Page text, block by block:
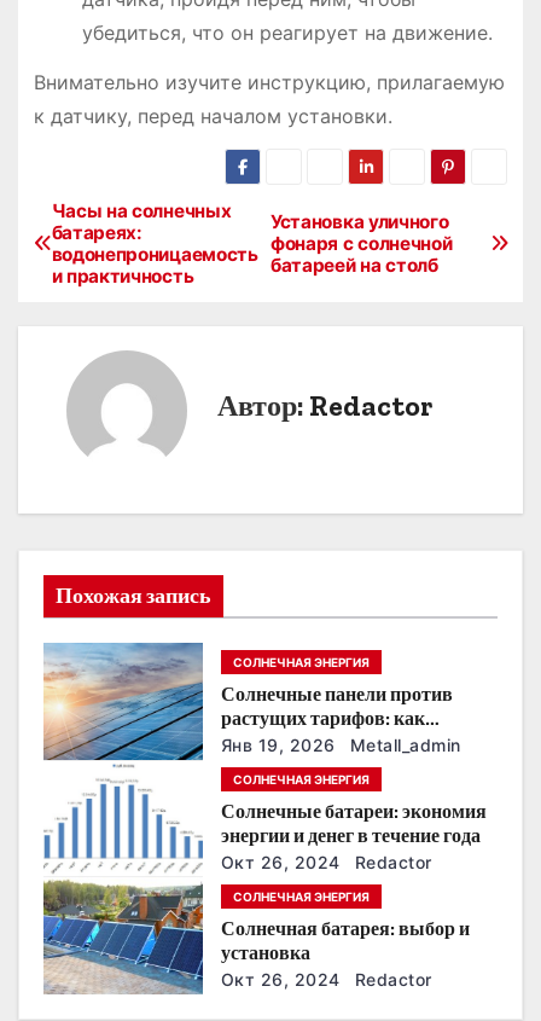
убедиться, что он реагирует на движение.
Внимательно изучите инструкцию, прилагаемую
к датчику, перед началом установки.
Н
ц
я
п
о
з
п
и
с
я
Установка уличного
фонаря с солнечной
батареей на столб
Часы на солнечных
батареях:
водонепроницаемость
и практичность
Автор: Redactor
Похожая запись
СОЛНЕЧНАЯ ЭНЕРГИЯ
Солнечные панели против
растущих тарифов: как
сохранить
энергонезависимость в
ближайшие годы
Янв 19, 2026 Metall_admin
СОЛНЕЧНАЯ ЭНЕРГИЯ
Солнечные батареи: экономия
энергии и денег в течение года
Окт 26, 2024 Redactor
СОЛНЕЧНАЯ ЭНЕРГИЯ
Солнечная батарея: выбор и
установка
Окт 26, 2024 Redactor